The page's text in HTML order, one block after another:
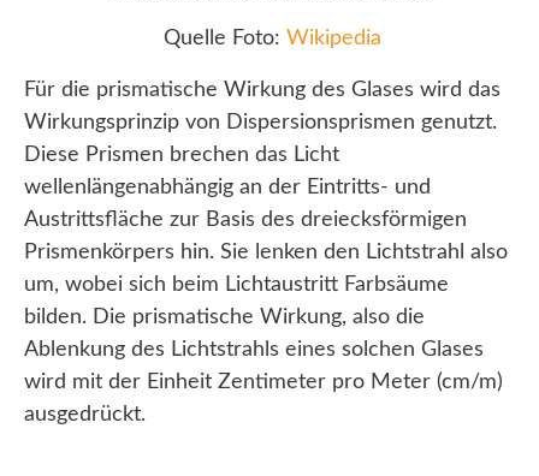
Quelle Foto: Wikipedia
Für die prismatische Wirkung des Glases wird das
Wirkungsprinzip von Dispersionsprismen genutzt.
Diese Prismen brechen das Licht
wellenlängenabhängig an der Eintritts- und
Austrittsfläche zur Basis des dreiecksförmigen
Prismenkörpers hin. Sie lenken den Lichtstrahl also
um, wobei sich beim Lichtaustritt Farbsäume
bilden. Die prismatische Wirkung, also die
Ablenkung des Lichtstrahls eines solchen Glases
wird mit der Einheit Zentimeter pro Meter (cm/m)
ausgedrückt.